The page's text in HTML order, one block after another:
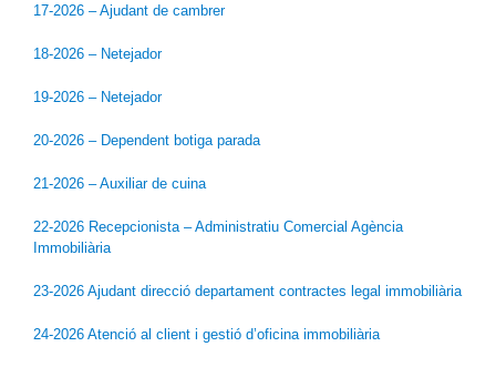
17-2026 – Ajudant de cambrer
18-2026 – Netejador
19-2026 – Netejador
20-2026 – Dependent botiga parada
21-2026 – Auxiliar de cuina
22-2026 Recepcionista – Administratiu Comercial Agència
Immobiliària
23-2026 Ajudant direcció departament contractes legal immobiliària
24-2026 Atenció al client i gestió d’oficina immobiliària